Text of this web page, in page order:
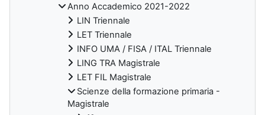
Anno Accademico 2021-2022
LIN Triennale
LET Triennale
INFO UMA / FISA / ITAL Triennale
LING TRA Magistrale
LET FIL Magistrale
Scienze della formazione primaria -
Magistrale